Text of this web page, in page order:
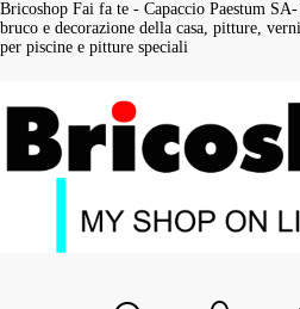
Bricoshop Fai fa te - Capaccio Paestum
bruco e decorazione della casa, pitture,
per piscine e pitture speciali